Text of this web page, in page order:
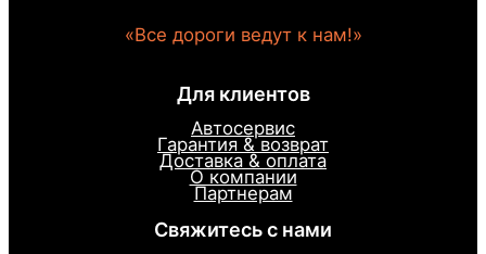
«Все дороги ведут к нам!»
Для клиентов
Автосервис
Гарантия & возврат
Доставка & оплата
О компании
Партнерам
Свяжитесь с нами